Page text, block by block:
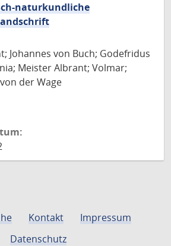
naturkundliche
Johannes von Buch; Godefridus
Meister Albrant; Volmar;
der Wage
Kontakt
Impressum
Datenschutz